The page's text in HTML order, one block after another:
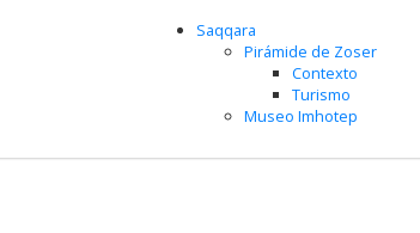
Saqqara
Pirámide de Zoser
Contexto
Turismo
Museo Imhotep